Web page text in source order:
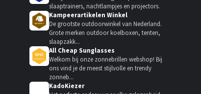
slaaptrainers, nachtlampjes en projectors.
Kampeerartikelen Winkel
De grootste outdoorwinkel van Nederland.
Grote merken outdoor koelboxen, tenten,
slaapzakk...
All Cheap Sunglasses
Welkom bij onze zonnebrillen webshop! Bij
ons vind je de meest stijlvolle en trendy
zonneb...
KadoKiezer